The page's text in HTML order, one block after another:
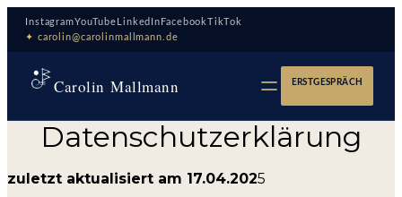
Zum
Inhalt
InstagramYouTube LinkedIn FacebookTikTok
✦ carolin@carolinmallmann.de
Carolin Mallmann ERSTGESPRÄCH
Datenschutzerklärung
zuletzt aktualisiert am 17.04.2025